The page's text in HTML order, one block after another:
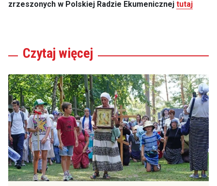
zrzeszonych w Polskiej Radzie Ekumenicznej tutaj
Czytaj więcej